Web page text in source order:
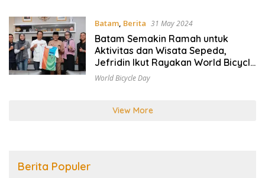
Batam, Berita 31 May 2024
Batam Semakin Ramah untuk
Aktivitas dan Wisata Sepeda,
Jefridin Ikut Rayakan World Bicycle
Day
World Bicycle Day
View More
Berita Populer